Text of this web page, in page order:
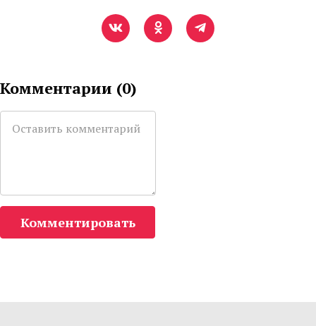
Комментарии (0)
Комментировать